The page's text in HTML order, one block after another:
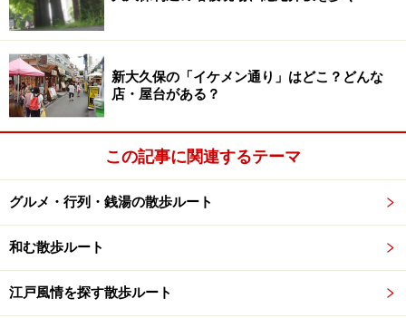
新大久保の「イケメン通り」はどこ？どんな
店・屋台がある？
この記事に関連するテーマ
グルメ・行列・銭湯の散歩ルート
和む散歩ルート
江戸風情を探す散歩ルート